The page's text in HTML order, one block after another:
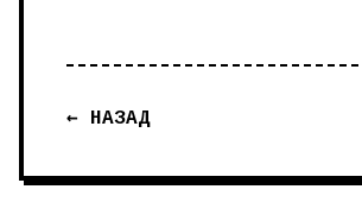
← НАЗАД